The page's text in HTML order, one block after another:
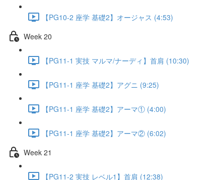
【PG10-2 座学 基礎2】オージャス (4:53)
Week 20
【PG11-1 実技 マルマ/ナーディ】首肩 (10:30)
【PG11-1 座学 基礎2】アグニ (9:25)
【PG11-1 座学 基礎2】アーマ① (4:00)
【PG11-1 座学 基礎2】アーマ② (6:02)
Week 21
【PG11-2 実技 レベル1】首肩 (12:38)